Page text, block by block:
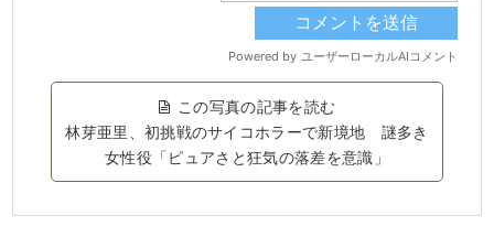
この写真の記事を読む
林芽亜里、初挑戦のサイコホラーで新境地 謎多き
女性役「ピュアさと狂気の落差を意識」